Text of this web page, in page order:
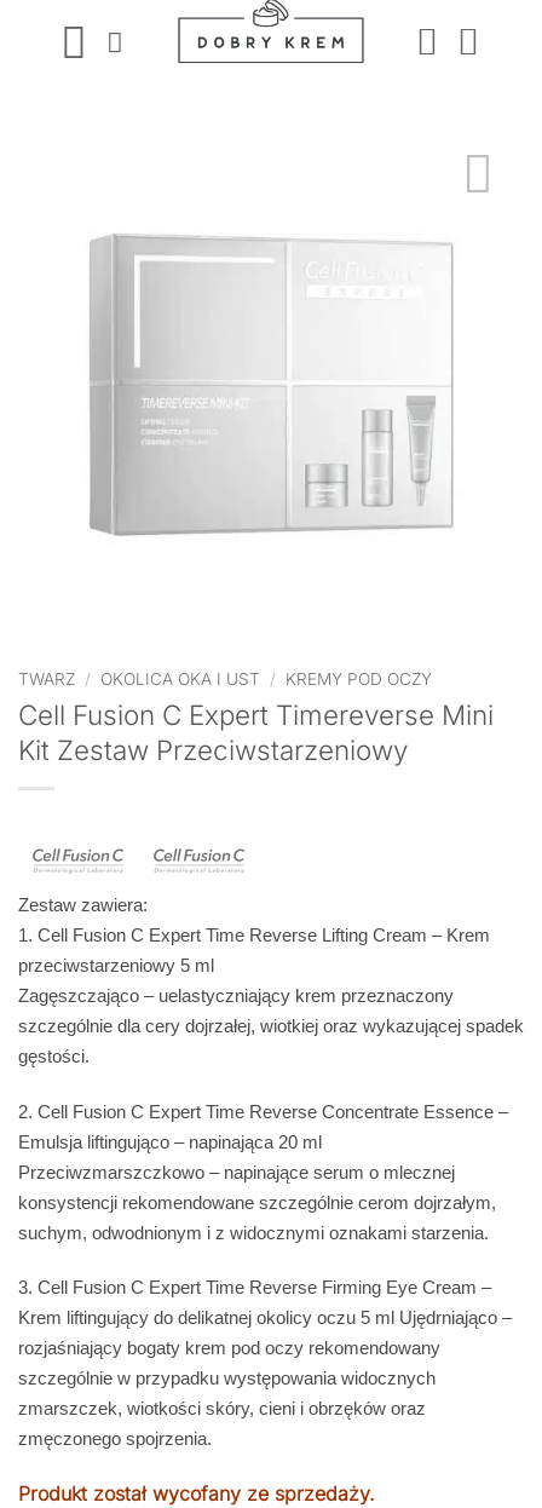
TWARZ / OKOLICA OKA I UST / KREMY POD OCZY
Cell Fusion C Expert Timereverse Mini
Kit Zestaw Przeciwstarzeniowy
Zestaw zawiera:
1 . Cell Fusion C Expert Time Reverse Lifting Cream – Krem
przeciwstarzeniowy 5 ml
Zagęszczająco – uelastyczniający krem przeznaczony
szczególnie dla cery dojrzałej, wiotkiej oraz wykazującej spadek
gęstości.
2. Cell Fusion C Expert Time Reverse Concentrate Essence –
Emulsja liftingująco – napinająca 20 ml
Przeciwzmarszczkowo – napinające serum o mlecznej
konsystencji rekomendowane szczególnie cerom dojrzałym,
suchym, odwodnionym i z widocznymi oznakami starzenia.
3. Cell Fusion C Expert Time Reverse Firming Eye Cream –
Krem liftingujący do delikatnej okolicy oczu 5 ml Ujędrniająco –
rozjaśniający bogaty krem pod oczy rekomendowany
szczególnie w przypadku występowania widocznych
zmarszczek, wiotkości skóry, cieni i obrzęków oraz
zmęczonego spojrzenia.
Produkt został wycofany ze sprzedaży.